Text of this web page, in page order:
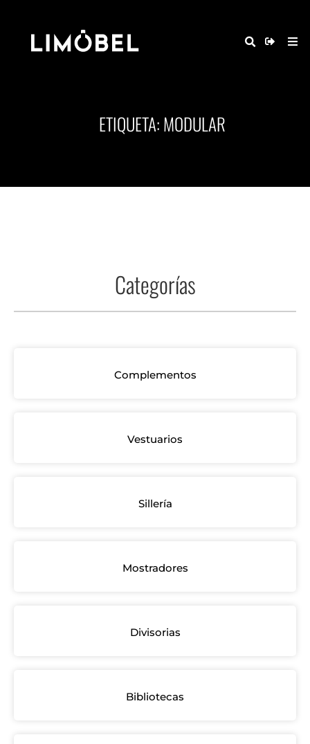
ETIQUETA: MODULAR
Categorías
Complementos
Vestuarios
Sillería
Mostradores
Divisorias
Bibliotecas